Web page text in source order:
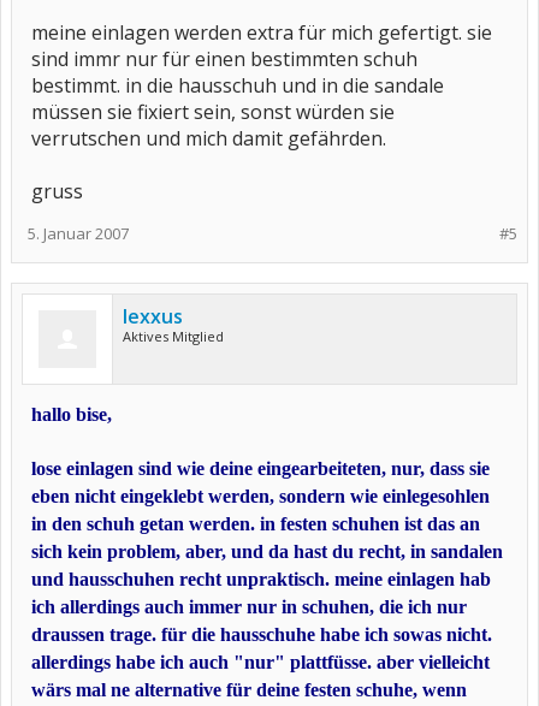
meine einlagen werden extra für mich gefertigt. sie
sind immr nur für einen bestimmten schuh
bestimmt. in die hausschuh und in die sandale
müssen sie fixiert sein, sonst würden sie
verrutschen und mich damit gefährden.
gruss
#5
5. Januar 2007
lexxus
Aktives Mitglied
hallo bise,
lose einlagen sind wie deine eingearbeiteten, nur, dass sie
eben nicht eingeklebt werden, sondern wie einlegesohlen
in den schuh getan werden. in festen schuhen ist das an
sich kein problem, aber, und da hast du recht, in sandalen
und hausschuhen recht unpraktisch. meine einlagen hab
ich allerdings auch immer nur in schuhen, die ich nur
draussen trage. für die hausschuhe habe ich sowas nicht.
allerdings habe ich auch "nur" plattfüsse. aber vielleicht
wärs mal ne alternative für deine festen schuhe, wenn